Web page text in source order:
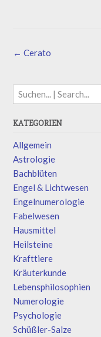
← Cerato
KATEGORIEN
Allgemein
Astrologie
Bachblüten
Engel & Lichtwesen
Engelnumerologie
Fabelwesen
Hausmittel
Heilsteine
Krafttiere
Kräuterkunde
Lebensphilosophien
Numerologie
Psychologie
Schüßler-Salze